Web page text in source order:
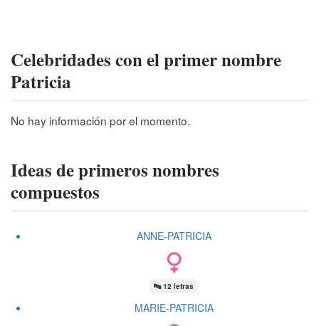
Celebridades con el primer nombre
Patricia
No hay información por el momento.
Ideas de primeros nombres
compuestos
ANNE-PATRICIA
🔤12 letras
MARIE-PATRICIA